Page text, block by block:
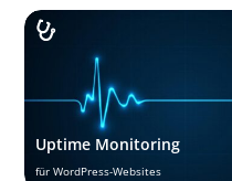
Uptime Monitoring
für WordPress-Websites